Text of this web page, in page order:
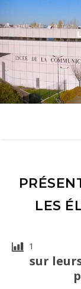
LES
1
sur leurs sorties pédagogiques du